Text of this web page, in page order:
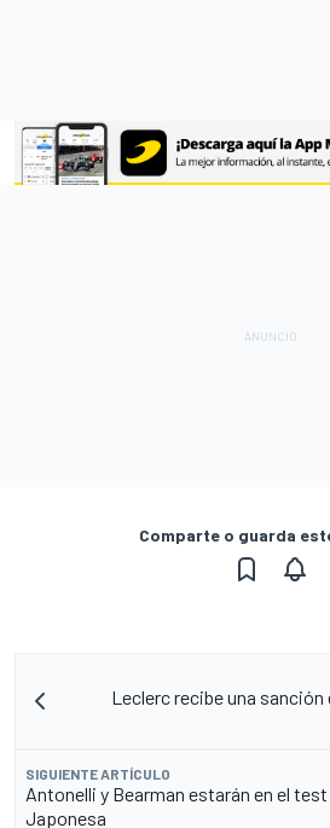
Comparte o guarda
Leclerc recibe una sanción
SIGUIENTE ARTÍCULO
Antonelli y Bearman estarán en el
Japonesa